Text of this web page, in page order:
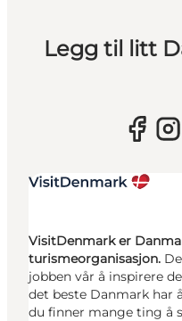
Legg til litt
VisitDenmark er
turismeorganisasjon.
jobben vår å inspirere
det beste Danmark har
du finner mange ting å